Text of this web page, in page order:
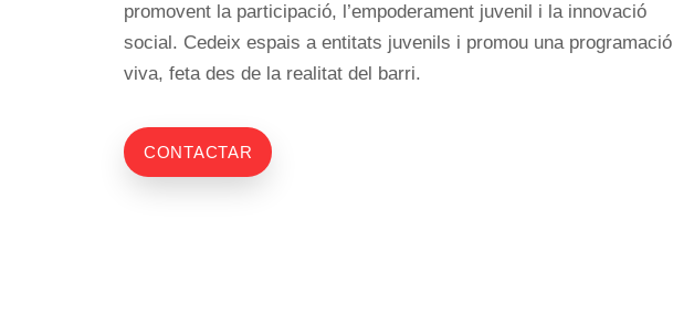
promovent la participació, l’empoderament juvenil i la innovació
social. Cedeix espais a entitats juvenils i promou una programació
viva, feta des de la realitat del barri.
CONTACTAR